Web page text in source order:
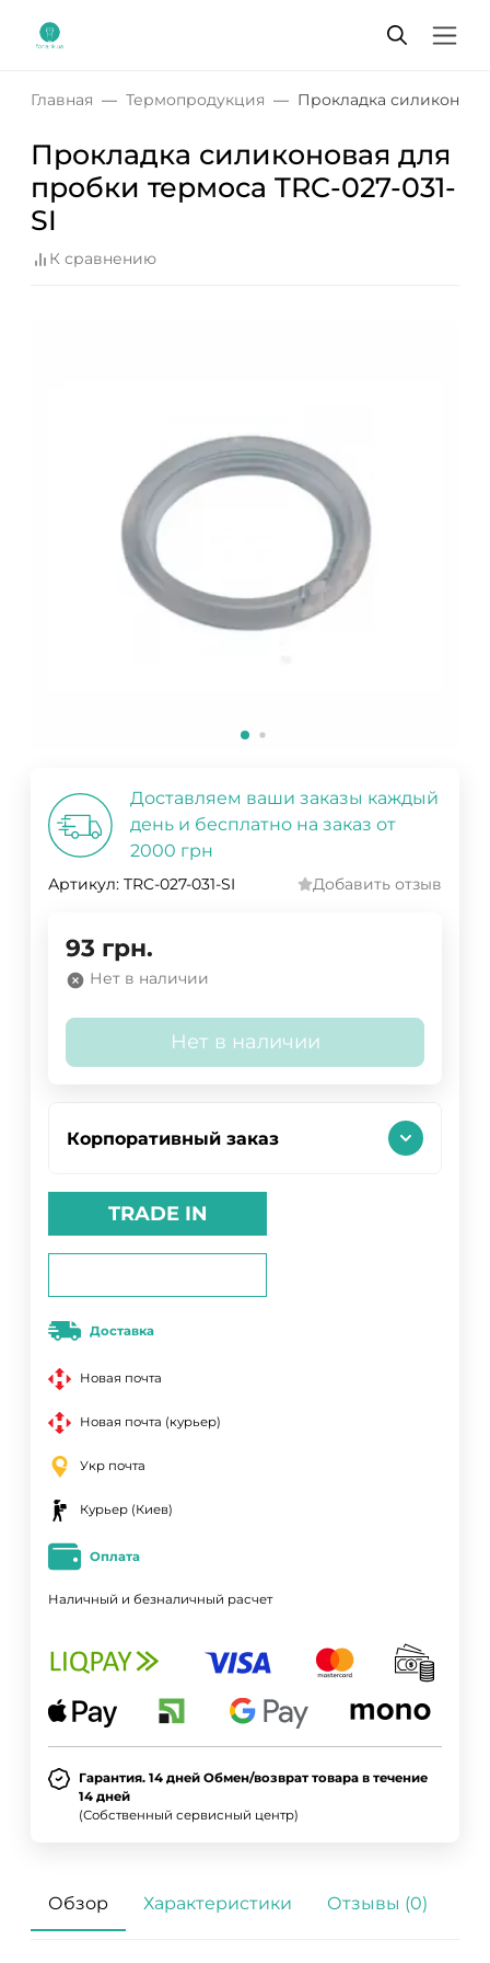
Главная Термопродукция Прокладка
Прокладка силиконовая для
пробки термоса TRC-027-031-
SI
К сравнению
Доставляем ваши заказы каждый
день и бесплатно на заказ от
2000 грн
Артикул: TRC-027-031-SI Добавить отзыв
93 грн.
Нет в наличии
Нет в наличии
Корпоративный заказ
TRADE IN
Доставка
Новая почта
Новая почта (курьер)
Укр почта
Курьер (Киев)
Оплата
Наличный и безналичный расчет
Гарантия. 14 дней Обмен/возврат товара в течение
14 дней
(Собственный сервисный центр)
Обзор Характеристики Отзывы (0)